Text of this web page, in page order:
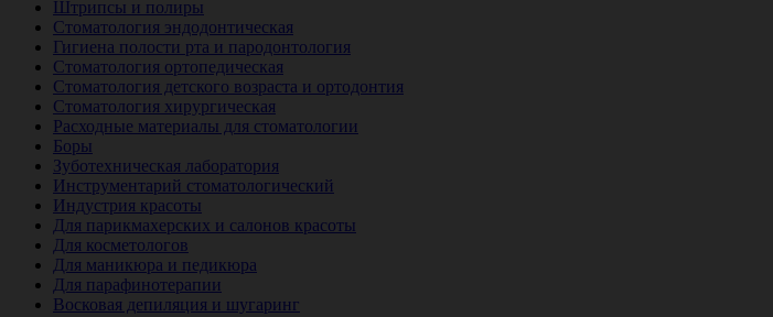
Штрипсы и полиры
Стоматология эндодонтическая
Гигиена полости рта и пародонтология
Стоматология ортопедическая
Стоматология детского возраста и ортодонтия
Стоматология хирургическая
Расходные материалы для стоматологии
Боры
Зуботехническая лаборатория
Инструментарий стоматологический
Индустрия красоты
Для парикмахерских и салонов красоты
Для косметологов
Для маникюра и педикюра
Для парафинотерапии
Восковая депиляция и шугаринг